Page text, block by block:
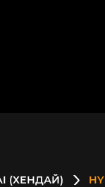
(ХЕНДАЙ)